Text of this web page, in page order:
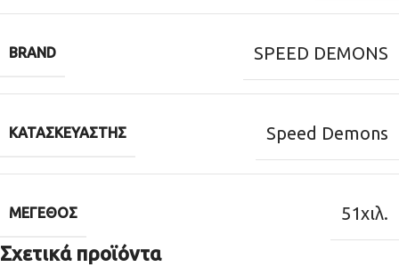
BRAND SPEED DEMONS
ΚΑΤΑΣΚΕΥΑΣΤΉΣ Speed Demons
ΜΈΓΕΘΟΣ 51χιλ.
Σχετικά προϊόντα